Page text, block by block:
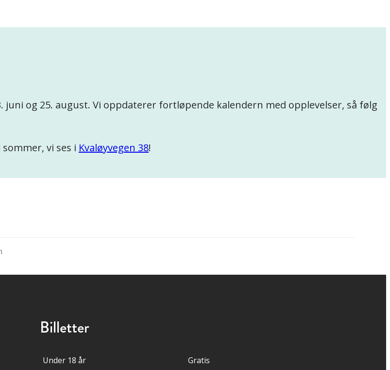
juni og 25. august. Vi oppdaterer fortløpende kalendern med opplevelser, så følg
sommer, vi ses i Kvaløyvegen 38!
Billetter
Under 18 år
Gratis